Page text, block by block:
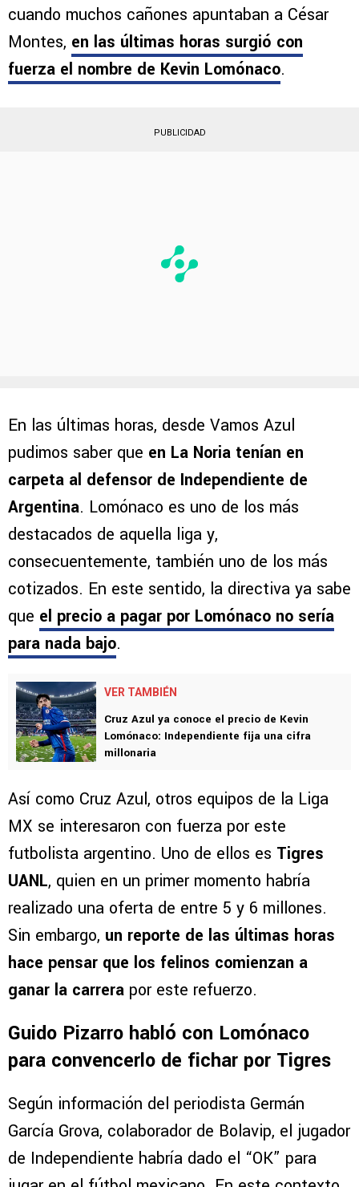
cuando muchos cañones apuntaban a César
Montes, en las últimas horas surgió con
fuerza el nombre de Kevin Lomónaco.
PUBLICIDAD
En las últimas horas, desde Vamos Azul
pudimos saber que en La Noria tenían en
carpeta al defensor de Independiente de
Argentina. Lomónaco es uno de los más
destacados de aquella liga y,
consecuentemente, también uno de los más
cotizados. En este sentido, la directiva ya sabe
que el precio a pagar por Lomónaco no sería
para nada bajo.
VER TAMBIÉN
Cruz Azul ya conoce el precio de Kevin
Lomónaco: Independiente fija una cifra
millonaria
Así como Cruz Azul, otros equipos de la Liga
MX se interesaron con fuerza por este
futbolista argentino. Uno de ellos es Tigres
UANL, quien en un primer momento habría
realizado una oferta de entre 5 y 6 millones.
Sin embargo, un reporte de las últimas horas
hace pensar que los felinos comienzan a
ganar la carrera por este refuerzo.
Guido Pizarro habló con Lomónaco
para convencerlo de fichar por Tigres
Según información del periodista Germán
García Grova, colaborador de Bolavip, el jugador
de Independiente habría dado el “OK” para